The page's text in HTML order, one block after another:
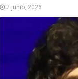
2 junio, 2026